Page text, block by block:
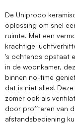
De Uniprodo
oplossing om snel
ruimte. Met een
krachtige
's ochtends opstaat
in de woonkamer,
binnen no-time
dat is niet alles!
zomer ook als
door profiteren van
afstandsbediening